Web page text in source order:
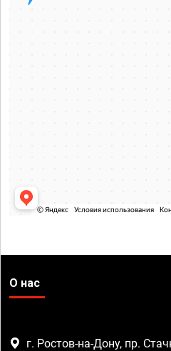
О нас
г. Ростов-на-Дону, пр.